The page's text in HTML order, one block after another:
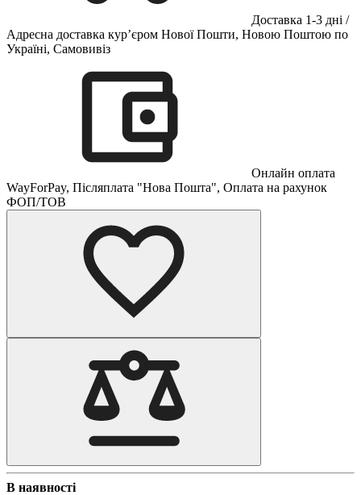
Доставка 1-3 дні /
Адресна доставка кур’єром Нової Пошти, Новою Поштою по
Україні, Самовивіз
Онлайн оплата
WayForPay, Післяплата "Нова Пошта", Оплата на рахунок
ФОП/ТОВ
В наявності